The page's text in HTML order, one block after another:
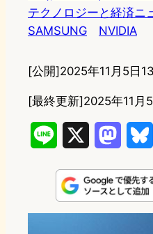
テクノロジーと経済ニ
SAMSUNG
NVIDIA
[公開]2025年11月5日
[最終更新]2025年11月
n
e
s
t